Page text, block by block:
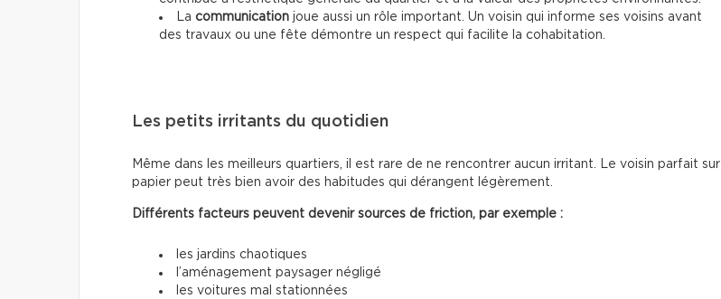
La communication joue aussi un rôle important. Un voisin qui informe ses voisins avant
des travaux ou une fête démontre un respect qui facilite la cohabitation.
Les petits irritants du quotidien
Même dans les meilleurs quartiers, il est rare de ne rencontrer aucun irritant. Le voisin parfait sur
papier peut très bien avoir des habitudes qui dérangent légèrement.
Différents facteurs peuvent devenir sources de friction, par exemple :
les jardins chaotiques
l’aménagement paysager négligé
les voitures mal stationnées